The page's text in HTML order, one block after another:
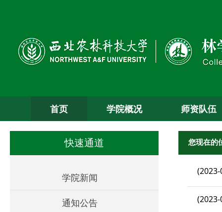
首页 学院概况 师资队伍
快速通道
学院新闻
通知公告
您现在的